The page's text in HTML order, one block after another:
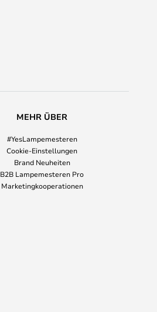
MEHR ÜBER
#YesLampemesteren
Cookie-Einstellungen
Brand Neuheiten
B2B Lampemesteren Pro
Marketingkooperationen